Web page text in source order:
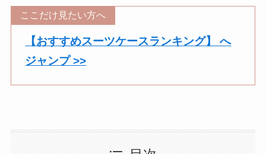
ここだけ見たい方へ
【おすすめスーツケースランキング】 へ
ジャンプ >>